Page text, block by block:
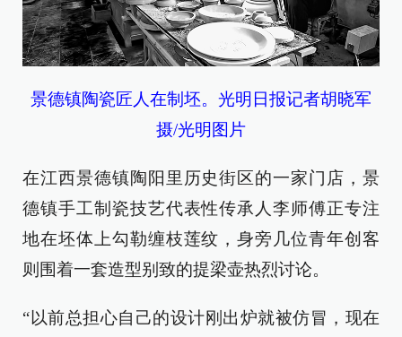
景德镇陶瓷匠人在制坯。光明日报记者胡晓军
摄/光明图片
在江西景德镇陶阳里历史街区的一家门店，景
德镇手工制瓷技艺代表性传承人李师傅正专注
地在坯体上勾勒缠枝莲纹，身旁几位青年创客
则围着一套造型别致的提梁壶热烈讨论。
“以前总担心自己的设计刚出炉就被仿冒，现在